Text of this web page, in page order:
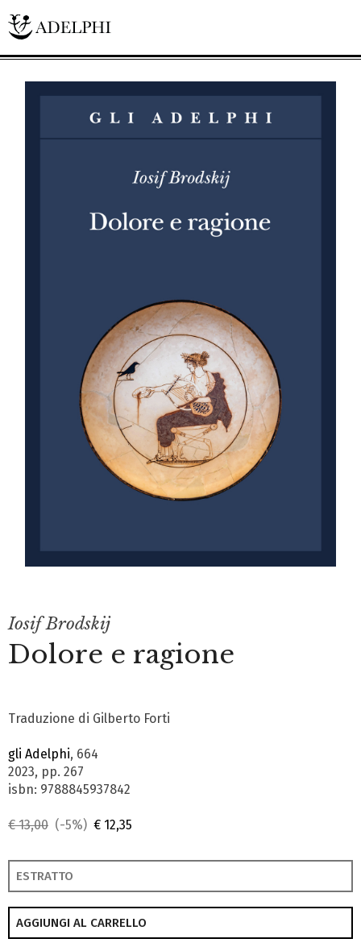
Iosif Brodskij
Dolore e ragione
Traduzione di Gilberto Forti
gli Adelphi, 664
2023, pp. 267
isbn: 9788845937842
€ 13,00 (-5%) € 12,35
ESTRATTO
AGGIUNGI AL CARRELLO